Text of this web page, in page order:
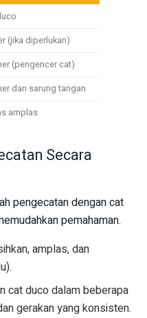
(jika diperlukan)
(pengencer cat)
dan sarung tangan
amplas
Secara
pengecatan dengan cat
pemahaman.
amplas, dan
cat duco dalam beberapa
gerakan yang konsisten.